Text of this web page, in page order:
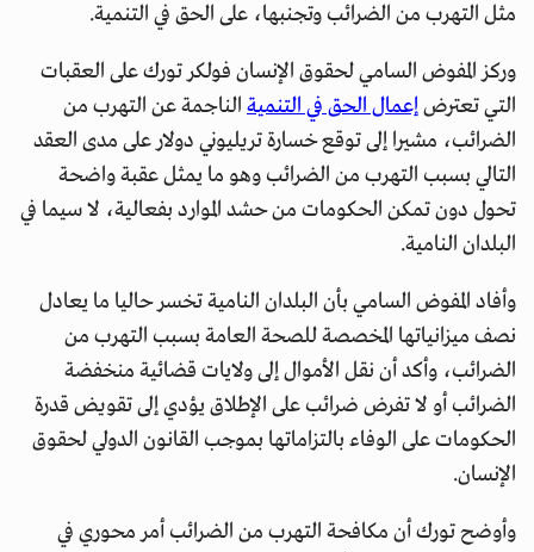
مثل التهرب من الضرائب وتجنبها، على الحق في التنمية.
وركز المفوض السامي لحقوق الإنسان فولكر تورك على العقبات
التي تعترضإعمال الحق في التنمية الناجمة عن التهرب من
الضرائب، مشيرا إلى توقع خسارة تريليوني دولار على مدى العقد
التالي بسبب التهرب من الضرائب وهو ما يمثل عقبة واضحة
تحول دون تمكن الحكومات من حشد الموارد بفعالية، لا سيما في
البلدان النامية.
وأفاد المفوض السامي بأن البلدان النامية تخسر حاليا ما يعادل
نصف ميزانياتها المخصصة للصحة العامة بسبب التهرب من
الضرائب، وأكد أن نقل الأموال إلى ولايات قضائية منخفضة
الضرائب أو لا تفرض ضرائب على الإطلاق يؤدي إلى تقويض قدرة
الحكومات على الوفاء بالتزاماتها بموجب القانون الدولي لحقوق
الإنسان.
وأوضح تورك أن مكافحة التهرب من الضرائب أمر محوري في